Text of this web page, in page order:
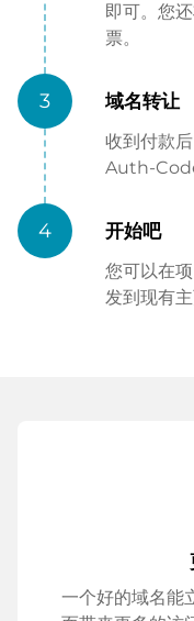
即可。您
票。
3 域名转让
收到付款
Auth-
4 开始吧
您可以在
发到现有主
一个好的域名能